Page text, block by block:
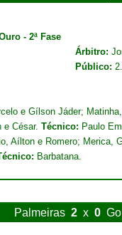
- 2ª Fase
Árbitro:
Público:
e Gílson Jáder;
e César. Técnico: Paulo
Aílton e Romero; Merica,
Barbatana.
Palmeiras 2 x 0